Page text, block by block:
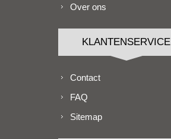
Over ons
KLANTENSERVICE
Contact
FAQ
Sitemap